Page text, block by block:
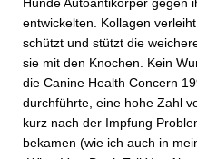
entwickelten. Kollagen
schützt und stützt die
sie mit den Knochen. Kein
die Canine Health Concern
durchführte, eine hohe Zahl
kurz nach der Impfung
bekamen (wie ich auch in